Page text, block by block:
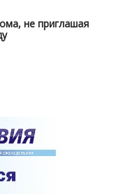
не приглашая